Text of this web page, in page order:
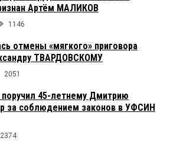
Артём МАЛИКОВ
1146
отмены «мягкого» приговора
ТВАРДОВСКОМУ
2051
поручил 45-летнему Дмитрию
за соблюдением законов в УФСИН
2374